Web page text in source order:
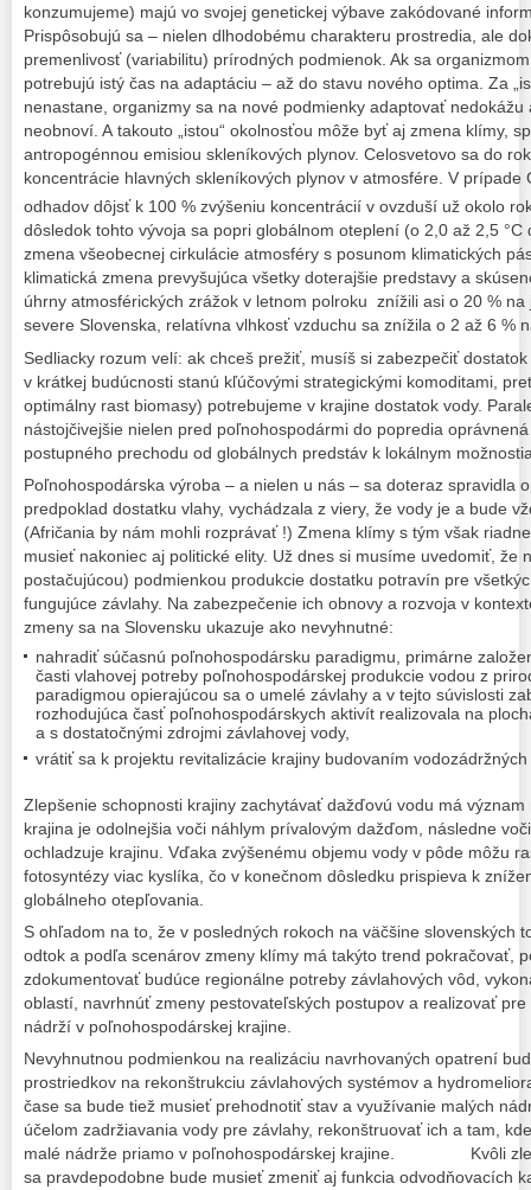
konzumujeme) majú vo svojej genetickej výbave zakódované
Prispôsobujú sa – nielen dlhodobému charakteru prostredia, ale
premenlivosť (variabilitu) prírodných podmienok. Ak sa
potrebujú istý čas na adaptáciu – až do stavu nového optima. Za
nenastane, organizmy sa na nové podmienky adaptovať nedokážu
neobnoví. A takouto „istou“ okolnosťou môže byť aj zmena klímy,
antropogénnou emisiou skleníkových plynov. Celosvetovo sa do
koncentrácie hlavných skleníkových plynov v atmosfére. V prípade
odhadov dôjsť k 100 % zvýšeniu koncentrácií v ovzduší už okolo
dôsledok tohto vývoja sa popri globálnom oteplení (o 2,0 až 2,5
zmena všeobecnej cirkulácie atmosféry s posunom klimatických
klimatická zmena prevyšujúca všetky doterajšie predstavy a
úhrny atmosférických zrážok v letnom polroku znížili asi o 20 %
severe Slovenska, relatívna vlhkosť vzduchu sa znížila o 2 až 6 %
Sedliacky rozum velí: ak chceš prežiť, musíš si zabezpečiť
v krátkej budúcnosti stanú kľúčovými strategickými komoditami,
optimálny rast biomasy) potrebujeme v krajine dostatok vody.
nástojčivejšie nielen pred poľnohospodármi do popredia
postupného prechodu od globálnych predstáv k lokálnym
Poľnohospodárska výroba – a nielen u nás – sa doteraz spravidla
predpoklad dostatku vlahy, vychádzala z viery, že vody je a bude
(Afričania by nám mohli rozprávať !) Zmena klímy s tým však
musieť nakoniec aj politické elity. Už dnes si musíme uvedomiť, že
postačujúcou) podmienkou produkcie dostatku potravín pre
fungujúce závlahy. Na zabezpečenie ich obnovy a rozvoja v
zmeny sa na Slovensku ukazuje ako nevyhnutné:
nahradiť súčasnú poľnohospodársku paradigmu, primárne
časti vlahovej potreby poľnohospodárskej produkcie vodou z
paradigmou opierajúcou sa o umelé závlahy a v tejto súvislosti
rozhodujúca časť poľnohospodárskych aktivít realizovala na
a s dostatočnými zdrojmi závlahovej vody,
vrátiť sa k projektu revitalizácie krajiny budovaním vodozádržných
Zlepšenie schopnosti krajiny zachytávať dažďovú vodu má
krajina je odolnejšia voči náhlym prívalovým dažďom, následne
ochladzuje krajinu. Vďaka zvýšenému objemu vody v pôde môžu
fotosyntézy viac kyslíka, čo v konečnom dôsledku prispieva k
globálneho otepľovania.
S ohľadom na to, že v posledných rokoch na väčšine slovenských
odtok a podľa scenárov zmeny klímy má takýto trend pokračovať,
zdokumentovať budúce regionálne potreby závlahových vôd,
oblastí, navrhnúť zmeny pestovateľských postupov a realizovať
nádrží v poľnohospodárskej krajine.
Nevyhnutnou podmienkou na realizáciu navrhovaných opatrení
prostriedkov na rekonštrukciu závlahových systémov a
čase sa bude tiež musieť prehodnotiť stav a využívanie malých
účelom zadržiavania vody pre závlahy, rekonštruovať ich a tam,
malé nádrže priamo v poľnohospodárskej krajine. Kvôli
sa pravdepodobne bude musieť zmeniť aj funkcia odvodňovacích